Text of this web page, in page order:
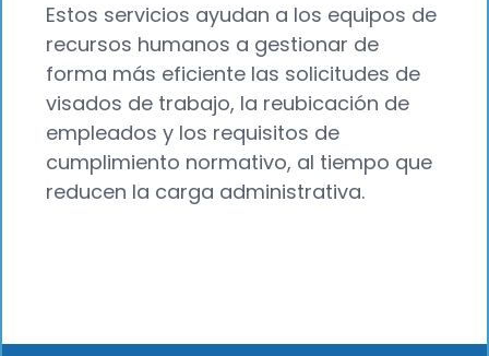
Estos servicios ayudan a los equipos de
recursos humanos a gestionar de
forma más eficiente las solicitudes de
visados de trabajo, la reubicación de
empleados y los requisitos de
cumplimiento normativo, al tiempo que
reducen la carga administrativa.